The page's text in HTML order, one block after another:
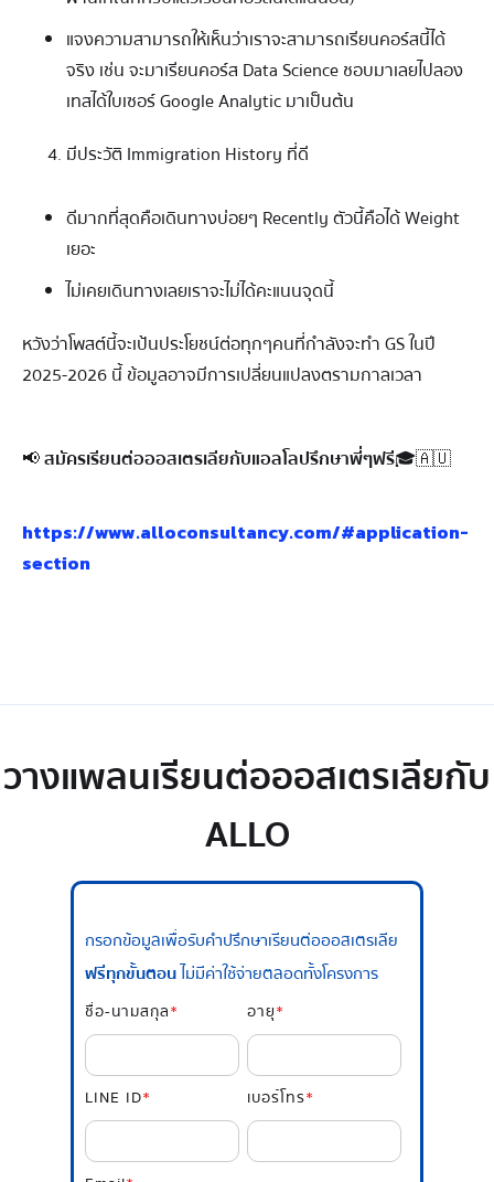
แจงความสามารถให้เห็นว่าเราจะสามารถเรียนคอร์สนี้ได้
จริง เช่น จะมาเรียนคอร์ส Data Science ชอบมาเลยไปลอง
เทสได้ใบเซอร์ Google Analytic มาเป็นต้น
มีประวัติ Immigration History ที่ดี
ดีมากที่สุดคือเดินทางบ่อยๆ Recently ตัวนี้คือได้ Weight
เยอะ
ไม่เคยเดินทางเลยเราจะไม่ได้คะแนนจุดนี้
หวังว่าโพสต์นี้จะเป้นประโยชน์ต่อทุกๆคนที่กำลังจะทำ GS ในปี
2025-2026 นี้ ข้อมูลอาจมีการเปลี่ยนแปลงตรามกาลเวลา
📢สมัครเรียนต่อออสเตรเลียกับแอลโลปรึกษาพี่ๆฟรี🎓🇦🇺
https://www.alloconsultancy.com/#application-
section
วางแพลนเรียนต่อออสเตรเลียกับ
ALLO
กรอกข้อมูลเพื่อรับคำปรึกษาเรียนต่อออสเตรเลีย
ฟรีทุกขั้นตอนไม่มีค่าใช้จ่ายตลอดทั้งโครงการ
ชื่อ-นามสกุล* อายุ*
LINE ID* เบอร์โทร*